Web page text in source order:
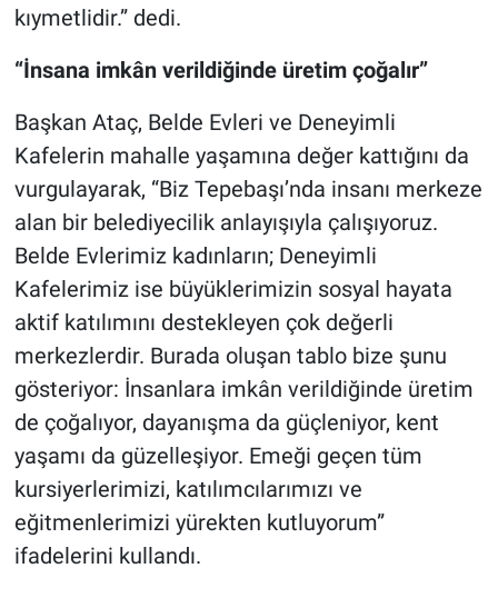
kıymetlidir.” dedi.
“İnsana imkân verildiğinde üretim çoğalır”
Başkan Ataç, Belde Evleri ve Deneyimli
Kafelerin mahalle yaşamına değer kattığını da
vurgulayarak, “Biz Tepebaşı’nda insanı merkeze
alan bir belediyecilik anlayışıyla çalışıyoruz.
Belde Evlerimiz kadınların; Deneyimli
Kafelerimiz ise büyüklerimizin sosyal hayata
aktif katılımını destekleyen çok değerli
merkezlerdir. Burada oluşan tablo bize şunu
gösteriyor: İnsanlara imkân verildiğinde üretim
de çoğalıyor, dayanışma da güçleniyor, kent
yaşamı da güzelleşiyor. Emeği geçen tüm
kursiyerlerimizi, katılımcılarımızı ve
eğitmenlerimizi yürekten kutluyorum”
ifadelerini kullandı.